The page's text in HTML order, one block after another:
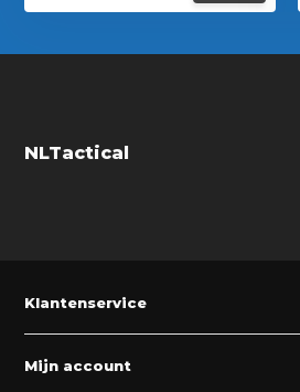
NLTactical
Klantenservice
Mijn account